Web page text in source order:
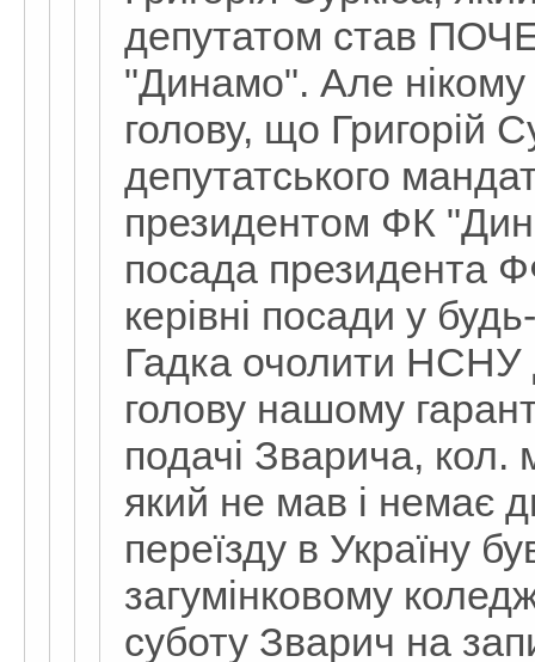
депутатом став
"Динамо". Але нікому
голову, що Григорій
депутатського
президентом ФК
посада президента
керівні посади у
Гадка очолити
голову нашому
подачі Зварича, кол.
який не мав і немає
переїзду в Україну
загумінковому
суботу Зварич на